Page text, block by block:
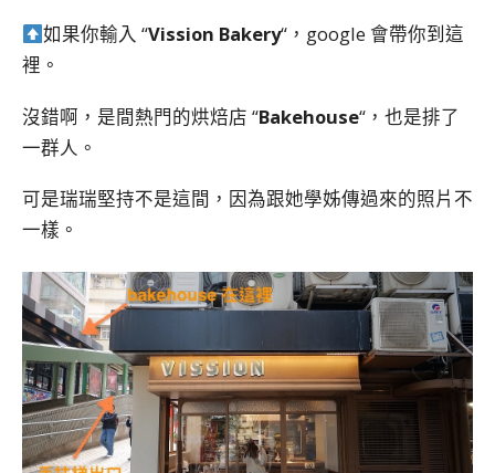
如果你輸入 “Vission Bakery“，google 會帶你到這
裡。
沒錯啊，是間熱門的烘焙店 “Bakehouse“，也是排了
一群人。
可是瑞瑞堅持不是這間，因為跟她學姊傳過來的照片不
一樣。